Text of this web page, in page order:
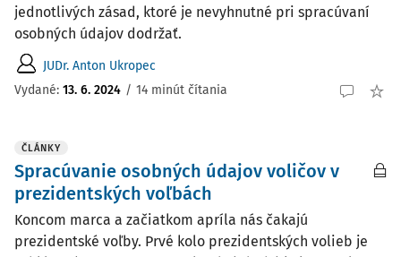
jednotlivých zásad, ktoré je nevyhnutné pri spracúvaní
osobných údajov dodržať.
JUDr. Anton Ukropec
Vydané: 13. 6. 2024 / 14 minút čítania
ČLÁNKY
Spracúvanie osobných údajov voličov v
prezidentských voľbách
Koncom marca a začiatkom apríla nás čakajú
prezidentské voľby. Prvé kolo prezidentských volieb je